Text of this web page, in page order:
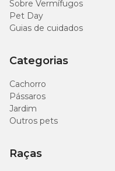
Sobre Vermífugos
Pet Day
Guias de cuidados
Categorias
Cachorro
Pássaros
Jardim
Outros pets
Raças